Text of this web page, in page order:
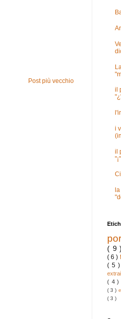
Post più vecchio
il
i
il
"¡"
por
( 9 )
( 6 )
( 5
( 4 )
( 3 )
( 3 )